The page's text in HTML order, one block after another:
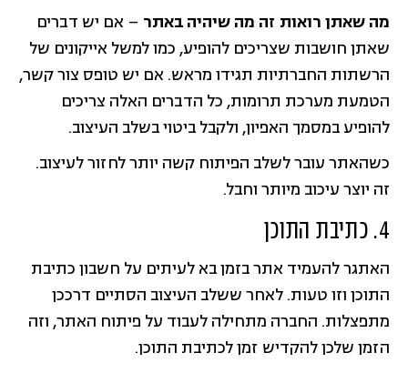
מה שאתן רואות זה מה שיהיה באתר – אם יש דברים
שאתן חושבות שצריכים להופיע, כמו למשל אייקונים של
הרשתות החברתיות תגידו מראש. אם יש טופס צור קשר,
הטמעת מערכת תרומות, כל הדברים האלה צריכים
להופיע במסמך האפיון, ולקבל ביטוי בשלב העיצוב.
כשהאתר עובר לשלב הפיתוח קשה יותר לחזור לעיצוב.
זה יוצר עיכוב מיותר וחבל.
4. כתיבת התוכן
האתגר להעמיד אתר בזמן בא לעיתים על חשבון כתיבת
התוכן וזו טעות. לאחר ששלב העיצוב הסתיים דרככן
מתפצלות. החברה מתחילה לעבוד על פיתוח האתר, וזה
הזמן שלכן להקדיש זמן לכתיבת התוכן.